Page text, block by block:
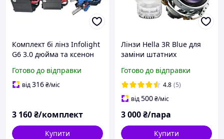
Комплект бі лінз Infolight
G6 3.0 дюйма та ксенон
Готово до відправки
від316₴/міс
3 160₴/комплект
Купити
Лінзи Hella 3R Blue для
заміни штатних
біксенонових модулів
Готово до відправки
4.8 (5)
від500₴/міс
3 000₴/пара
Купити